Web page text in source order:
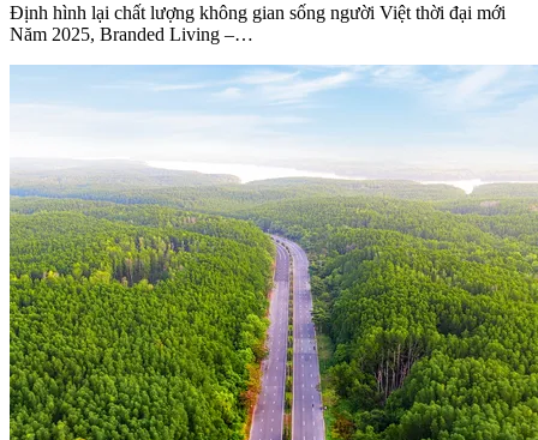
Định hình lại chất lượng không gian sống người Việt thời đại mới
Năm 2025, Branded Living –…